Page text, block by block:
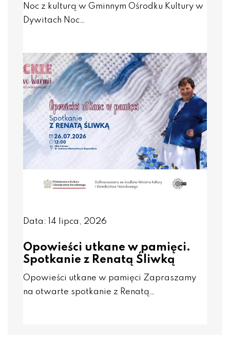
Noc z kulturą w Gminnym Ośrodku Kultury w
Dywitach Noc…
Data: 14 lipca, 2026
Opowieści utkane w pamięci.
Spotkanie z Renatą Śliwką
Opowieści utkane w pamięci Zapraszamy
na otwarte spotkanie z Renatą…